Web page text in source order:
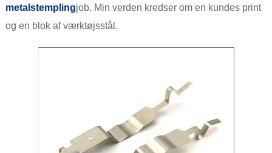
metalstemplingjob. Min verden kredser om en kundes print
og en blok af værktøjsstål.